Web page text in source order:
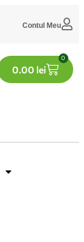
Contul Meu
0.00 lei
0